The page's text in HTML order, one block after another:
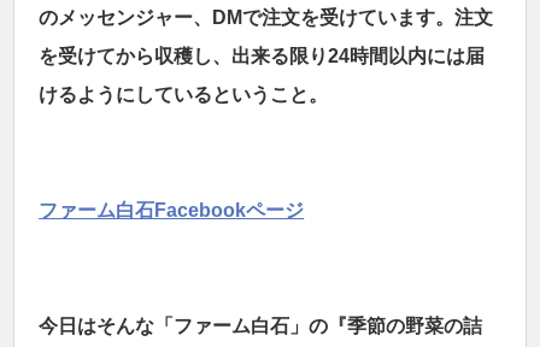
のメッセンジャー、DMで注文を受けています。注文
を受けてから収穫し、出来る限り24時間以内には届
けるようにしているということ。
ファーム白石Facebookページ
今日はそんな「ファーム白石」の『季節の野菜の詰